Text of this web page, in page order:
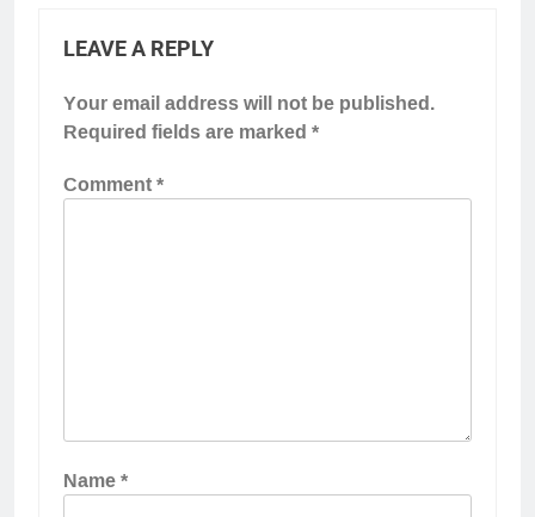
LEAVE A REPLY
Your email address will not be published.
Required fields are marked*
Comment*
Name*